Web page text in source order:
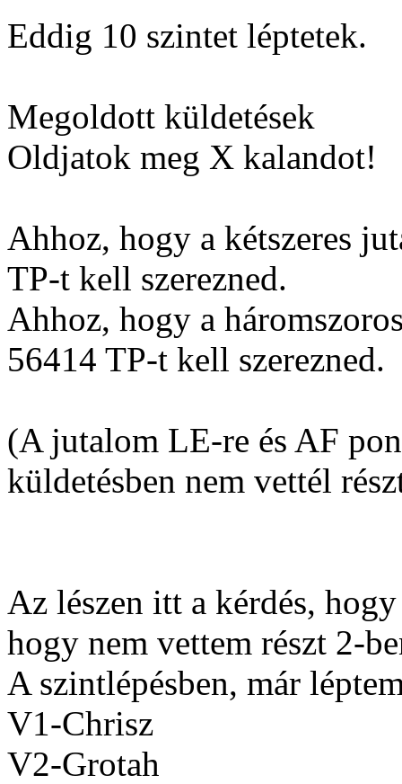
Eddig 10 szintet léptetek.
Megoldott küldetések
Oldjatok meg X kalandot!
Ahhoz, hogy a kétszeres
TP-t kell szerezned.
Ahhoz, hogy a
56414 TP-t kell szerezned.
(A jutalom LE-re és AF
küldetésben nem vettél
Az lészen itt a kérdés,
hogy nem vettem részt 2-
A szintlépésben, már
V1-Chrisz
V2-Grotah